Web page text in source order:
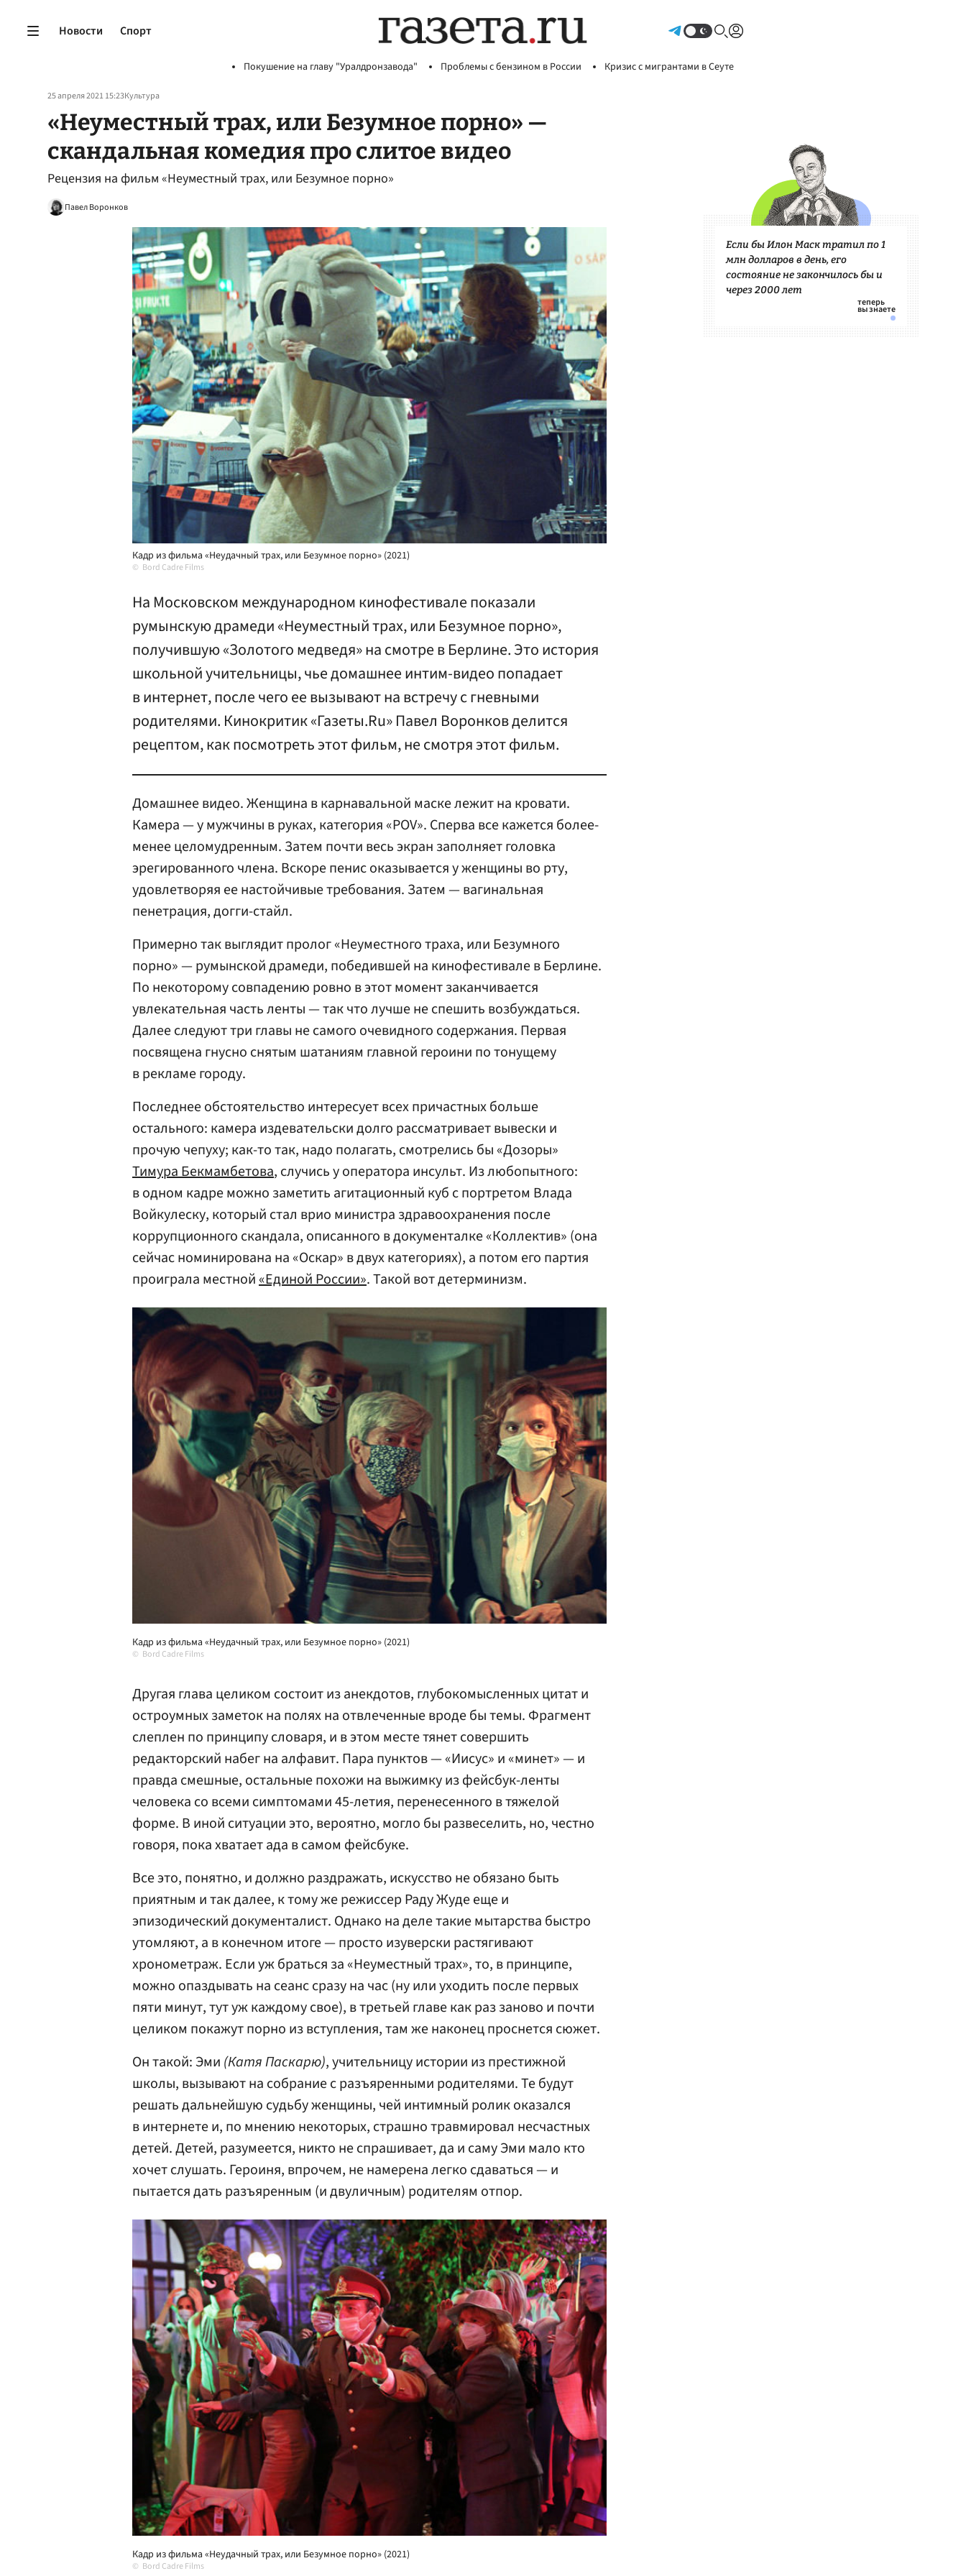
Новости Спорт
Покушение на главу "Уралдронзавода" Проблемы с бензином в России Кризис с мигрантами в Сеуте
25 апреля 2021 15:23Культура
«Неуместный трах, или Безумное порно» —
скандальная комедия про слитое видео
Рецензия на фильм «Неуместный трах, или Безумное порно»
Павел Воронков
Кадр из фильма «Неудачный трах, или Безумное порно» (2021)
Bord Cadre Films
На Московском международном кинофестивале показали
румынскую драмеди «Неуместный трах, или Безумное порно»,
получившую «Золотого медведя» на смотре в Берлине. Это история
школьной учительницы, чье домашнее интим-видео попадает
в интернет, после чего ее вызывают на встречу с гневными
родителями. Кинокритик «Газеты.Ru» Павел Воронков делится
рецептом, как посмотреть этот фильм, не смотря этот фильм.
Домашнее видео. Женщина в карнавальной маске лежит на кровати.
Камера — у мужчины в руках, категория «POV». Сперва все кажется более-
менее целомудренным. Затем почти весь экран заполняет головка
эрегированного члена. Вскоре пенис оказывается у женщины во рту,
удовлетворяя ее настойчивые требования. Затем — вагинальная
пенетрация, догги-стайл.
Примерно так выглядит пролог «Неуместного траха, или Безумного
порно» — румынской драмеди, победившей на кинофестивале в Берлине.
По некоторому совпадению ровно в этот момент заканчивается
увлекательная часть ленты — так что лучше не спешить возбуждаться.
Далее следуют три главы не самого очевидного содержания. Первая
посвящена гнусно снятым шатаниям главной героини по тонущему
в рекламе городу.
Последнее обстоятельство интересует всех причастных больше
остального: камера издевательски долго рассматривает вывески и
прочую чепуху; как-то так, надо полагать, смотрелись бы «Дозоры»
Тимура Бекмамбетова, случись у оператора инсульт. Из любопытного:
в одном кадре можно заметить агитационный куб с портретом Влада
Войкулеску, который стал врио министра здравоохранения после
коррупционного скандала, описанного в документалке «Коллектив» (она
сейчас номинирована на «Оскар» в двух категориях), а потом его партия
проиграла местной«Единой России». Такой вот детерминизм.
Кадр из фильма «Неудачный трах, или Безумное порно» (2021)
Bord Cadre Films
Другая глава целиком состоит из анекдотов, глубокомысленных цитат и
остроумных заметок на полях на отвлеченные вроде бы темы. Фрагмент
слеплен по принципу словаря, и в этом месте тянет совершить
редакторский набег на алфавит. Пара пунктов — «Иисус» и «минет» — и
правда смешные, остальные похожи на выжимку из фейсбук-ленты
человека со всеми симптомами 45-летия, перенесенного в тяжелой
форме. В иной ситуации это, вероятно, могло бы развеселить, но, честно
говоря, пока хватает ада в самом фейсбуке.
Все это, понятно, и должно раздражать, искусство не обязано быть
приятным и так далее, к тому же режиссер Раду Жуде еще и
эпизодический документалист. Однако на деле такие мытарства быстро
утомляют, а в конечном итоге — просто изуверски растягивают
хронометраж. Если уж браться за «Неуместный трах», то, в принципе,
можно опаздывать на сеанс сразу на час (ну или уходить после первых
пяти минут, тут уж каждому свое), в третьей главе как раз заново и почти
целиком покажут порно из вступления, там же наконец проснется сюжет.
Он такой: Эми (Катя Паскарю), учительницу истории из престижной
школы, вызывают на собрание с разъяренными родителями. Те будут
решать дальнейшую судьбу женщины, чей интимный ролик оказался
в интернете и, по мнению некоторых, страшно травмировал несчастных
детей. Детей, разумеется, никто не спрашивает, да и саму Эми мало кто
хочет слушать. Героиня, впрочем, не намерена легко сдаваться — и
пытается дать разъяренным (и двуличным) родителям отпор.
Кадр из фильма «Неудачный трах, или Безумное порно» (2021)
Bord Cadre Films
Если бы Илон Маск тратил по 1
млн долларов в день, его
состояние не закончилось бы и
через 2000 лет